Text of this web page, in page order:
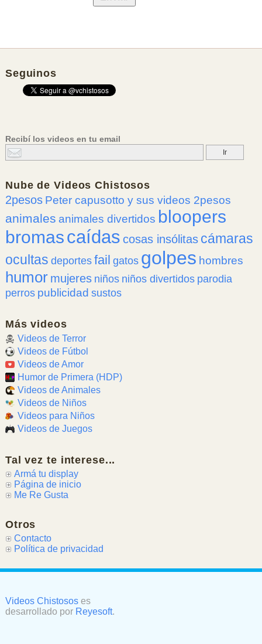
Seguinos
Recibí los videos en tu email
Nube deVideos Chistosos
2pesos Peter capusotto y sus videos 2pesos
animales animales divertidos bloopers
bromascaídas cosas insólitas cámaras
ocultas deportes fail gatos golpes hombres
humor mujeres niños niños divertidos parodia
perros publicidad sustos
Más videos
Videos de Terror
Videos de Fútbol
Videos de Amor
Humor de Primera (HDP)
Videos de Animales
Videos de Niños
Videos para Niños
Videos de Juegos
Tal vez te interese...
Armá tu display
Página de inicio
Me Re Gusta
Otros
Contacto
Política de privacidad
Videos Chistososes
desarrollado por Reyesoft.